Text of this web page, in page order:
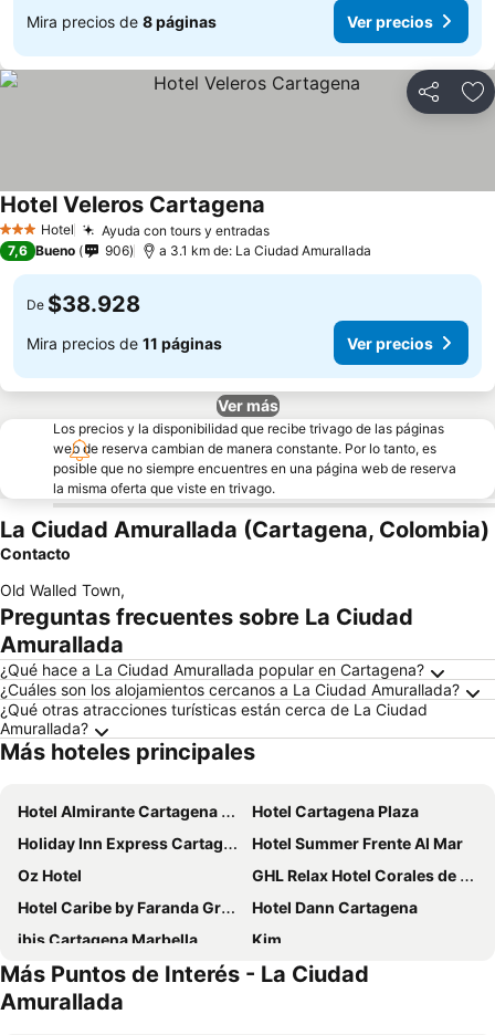
Mira precios de 8 páginas Ver precios
Compartir
3 Estrellas
Hotel Ayuda con tours y entradas
Hotel Veleros Cartagena
7,6 Bueno 906 a 3.1 km de: La Ciudad Amurallada
De $38.928
Mira precios de 11 páginas Ver precios
Ver más
Los precios y la disponibilidad que recibe trivago de las páginas
web de reserva cambian de manera constante. Por lo tanto, es
posible que no siempre encuentres en una página web de reserva
la misma oferta que viste en trivago.
La Ciudad Amurallada (Cartagena, Colombia)
Contacto
Old Walled Town,
Preguntas frecuentes sobre La Ciudad
Amurallada
¿Qué hace a La Ciudad Amurallada popular en Cartagena?
¿Cuáles son los alojamientos cercanos a La Ciudad Amurallada?
¿Qué otras atracciones turísticas están cerca de La Ciudad
Amurallada?
Más hoteles principales
Hotel Almirante Cartagena Colombia
Hotel Cartagena Plaza
Holiday Inn Express Cartagena Bocagrande By Ihg
Hotel Summer Frente Al Mar
Oz Hotel
GHL Relax Hotel Corales de Indias
Hotel Caribe by Faranda Grand, a member of Radisson Individuals
Hotel Dann Cartagena
ibis Cartagena Marbella
Kim
Estelar Playa Manzanillo - All inclusive
Hotel Playa Club
Hotel Stil Cartagena
Más Puntos de Interés - La Ciudad
Amurallada